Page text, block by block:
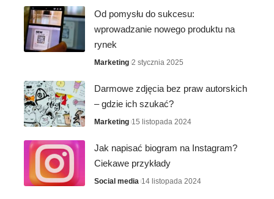
Od pomysłu do sukcesu:
wprowadzanie nowego produktu na
rynek
Marketing 2 stycznia 2025
Darmowe zdjęcia bez praw autorskich
– gdzie ich szukać?
Marketing 15 listopada 2024
Jak napisać biogram na Instagram?
Ciekawe przykłady
Social media 14 listopada 2024